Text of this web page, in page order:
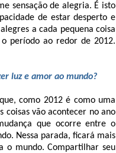
sensação de alegria. É isto
de estar desperto e
a cada pequena coisa
período ao redor de 2012.
luz e amor ao mundo?
como 2012 é como uma
coisas vão acontecer no ano
que ocorre entre o
Nessa parada, ficará mais
o mundo. Compartilhar seu